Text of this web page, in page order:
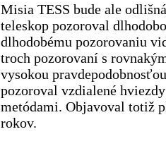
Misia TESS bude ale
teleskop pozoroval
dlhodobému pozorovaniu
troch pozorovaní s
vysokou
pozoroval vzdialené
metódami. Objavoval totiž
rokov.